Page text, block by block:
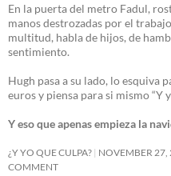
En la puerta del metro Fadul,
manos destrozadas por el
multitud, habla de hijos, de
sentimiento.
Hugh pasa a su lado, lo esquiva
euros y piensa para si mismo “Y
Y eso que apenas empieza la
¿Y YO QUE CULPA? NOVEMBER 27,
COMMENT